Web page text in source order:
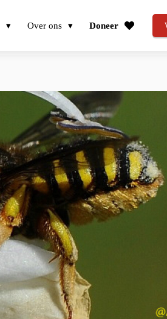
Over ons Doneer